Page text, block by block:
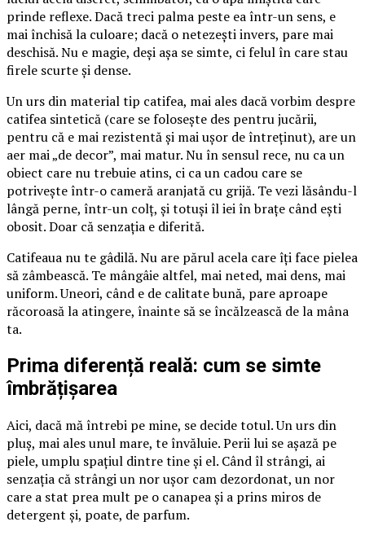
prinde reflexe. Dacă treci palma peste ea într-un sens, e
mai închisă la culoare; dacă o netezești invers, pare mai
deschisă. Nu e magie, deși așa se simte, ci felul în care stau
firele scurte și dense.
Un urs din material tip catifea, mai ales dacă vorbim despre
catifea sintetică (care se folosește des pentru jucării,
pentru că e mai rezistentă și mai ușor de întreținut), are un
aer mai „de decor”, mai matur. Nu în sensul rece, nu ca un
obiect care nu trebuie atins, ci ca un cadou care se
potrivește într-o cameră aranjată cu grijă. Te vezi lăsându-l
lângă perne, într-un colț, și totuși îl iei în brațe când ești
obosit. Doar că senzația e diferită.
Catifeaua nu te gâdilă. Nu are părul acela care îți face pielea
să zâmbească. Te mângâie altfel, mai neted, mai dens, mai
uniform. Uneori, când e de calitate bună, pare aproape
răcoroasă la atingere, înainte să se încălzească de la mâna
ta.
Prima diferență reală: cum se simte
îmbrățișarea
Aici, dacă mă întrebi pe mine, se decide totul. Un urs din
pluș, mai ales unul mare, te învăluie. Perii lui se așază pe
piele, umplu spațiul dintre tine și el. Când îl strângi, ai
senzația că strângi un nor ușor cam dezordonat, un nor
care a stat prea mult pe o canapea și a prins miros de
detergent și, poate, de parfum.